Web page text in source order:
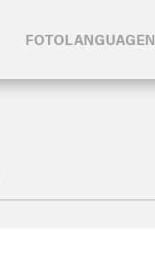
FOTOLANGUAGEN